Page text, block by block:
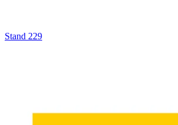
Stand 229